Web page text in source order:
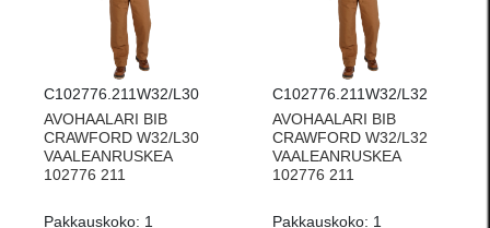
C102776.211W32/L30
AVOHAALARI BIB
CRAWFORD W32/L30
VAALEANRUSKEA
102776 211
Pakkauskoko: 1
C102776.211W32/L32
AVOHAALARI BIB
CRAWFORD W32/L32
VAALEANRUSKEA
102776 211
Pakkauskoko: 1